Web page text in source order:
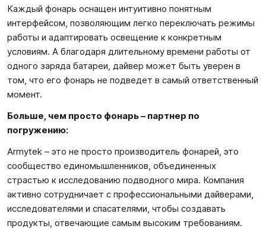
Каждый фонарь оснащен интуитивно понятным
интерфейсом, позволяющим легко переключать режимы
работы и адаптировать освещение к конкретным
условиям. А благодаря длительному времени работы от
одного заряда батареи, дайвер может быть уверен в
том, что его фонарь не подведет в самый ответственный
момент.
Больше, чем просто фонарь – партнер по
погружению:
Armytek – это не просто производитель фонарей, это
сообщество единомышленников, объединенных
страстью к исследованию подводного мира. Компания
активно сотрудничает с профессиональными дайверами,
исследователями и спасателями, чтобы создавать
продукты, отвечающие самым высоким требованиям.